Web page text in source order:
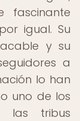
fascinante
igual. Su
y su
a
lo han
uno de los
las tribus